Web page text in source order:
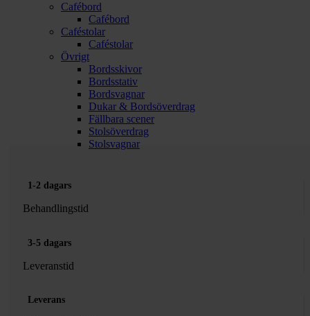
Cafébord
Cafébord
Caféstolar
Caféstolar
Övrigt
Bordsskivor
Bordsstativ
Bordsvagnar
Dukar & Bordsöverdrag
Fällbara scener
Stolsöverdrag
Stolsvagnar
1-2 dagars
Behandlingstid
3-5 dagars
Leveranstid
Leverans